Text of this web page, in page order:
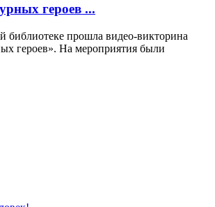
героев ...
библиотеке прошла видео-викторина
героев». На мероприятия были